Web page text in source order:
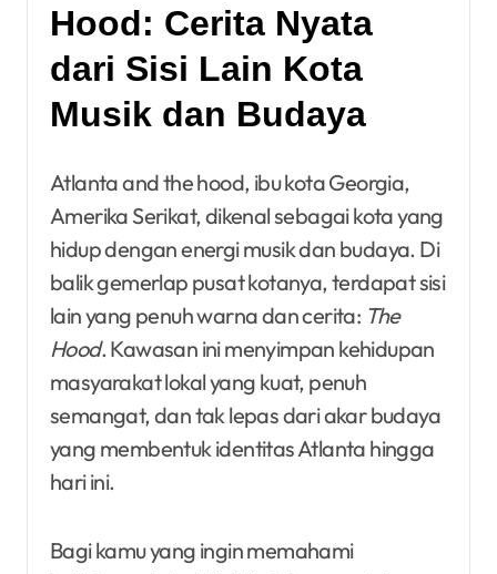
Hood: Cerita Nyata
dari Sisi Lain Kota
Musik dan Budaya
Atlanta and the hood, ibu kota Georgia,
Amerika Serikat, dikenal sebagai kota yang
hidup dengan energi musik dan budaya. Di
balik gemerlap pusat kotanya, terdapat sisi
lain yang penuh warna dan cerita: The
Hood. Kawasan ini menyimpan kehidupan
masyarakat lokal yang kuat, penuh
semangat, dan tak lepas dari akar budaya
yang membentuk identitas Atlanta hingga
hari ini.
Bagi kamu yang ingin memahami